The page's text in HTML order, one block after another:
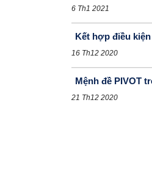
6 Th1 2021
Kết hợp điều
16 Th12 2020
Mệnh đề PIVOT
21 Th12 2020